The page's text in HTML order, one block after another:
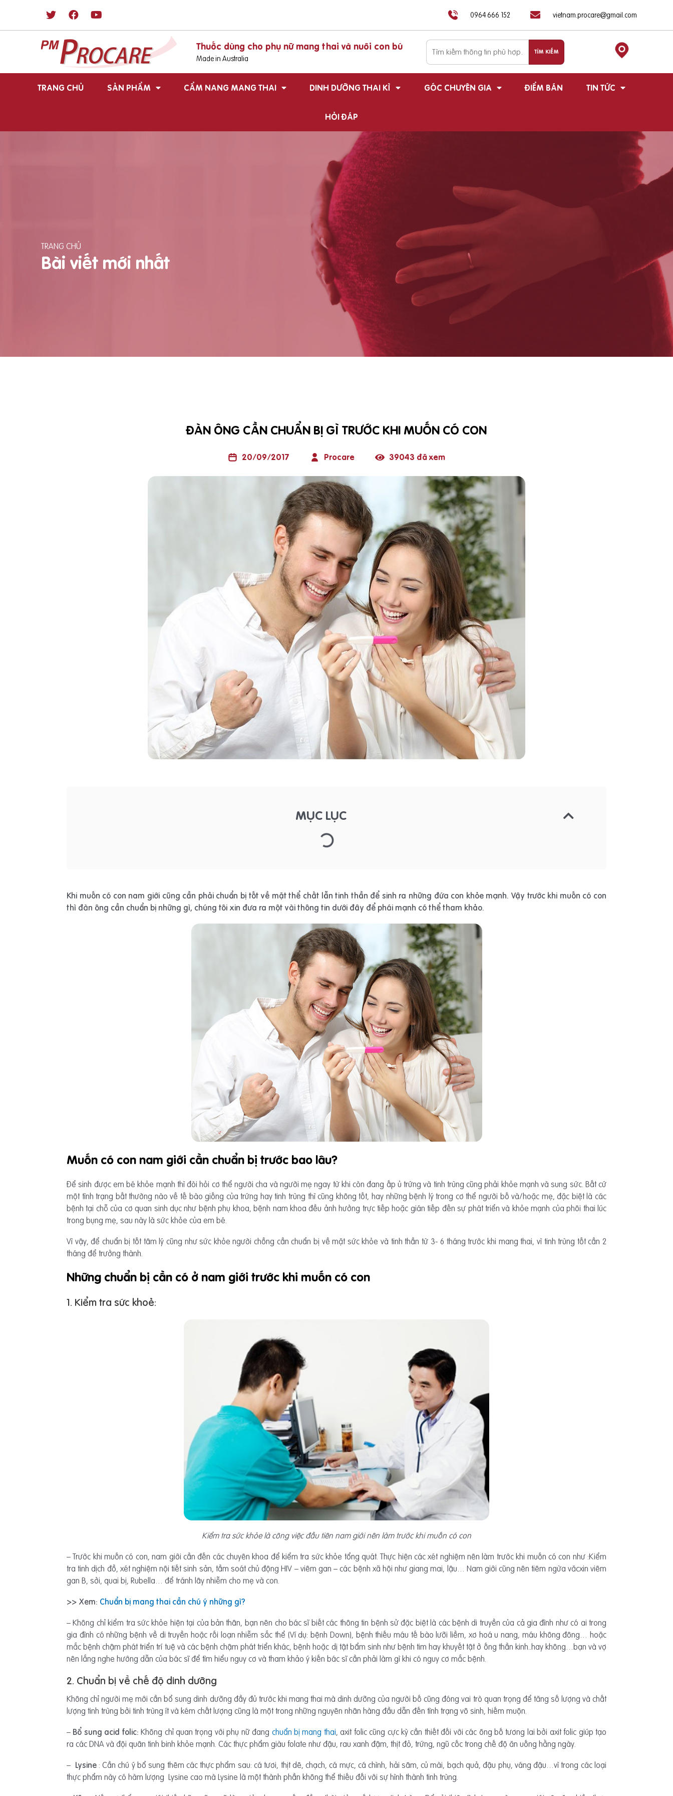
0964 666 152 vietnam.procare@gmail.com
Thuốc dùng cho phụ nữ mang thai và nuôi con bú
Made in Australia
TRANG CHỦ SẢN PHẨM CẨM NANG MANG THAI DINH DƯỠNG THAI KÌ GÓC CHUYÊN GIA ĐIỂM BÁN TIN TỨC
HỎI ĐÁP
TRANG CHỦ
Bài viết mới nhất
ĐÀN ÔNG CẦN CHUẨN BỊ GÌ TRƯỚC KHI MUỐN CÓ CON
20/09/2017 Procare 39043 đã xem
MỤC LỤC
Khi muốn có con nam giới cũng cần phải chuẩn bị tốt về mặt thể chất lẫn tinh thần để sinh ra những đứa con khỏe mạnh. Vậy trước khi muốn có con
thì đàn ông cần chuẩn bị những gì, chúng tôi xin đưa ra một vài thông tin dưới đây để phái mạnh có thể tham khảo.
Muốn có con nam giới cần chuẩn bị trước bao lâu?
Để sinh được em bé khỏe mạnh thì đòi hỏi cơ thể người cha và người mẹ ngay từ khi còn đang ấp ủ trứng và tinh trùng cũng phải khỏe mạnh và sung sức. Bất cứ
một tình trạng bất thường nào về tế bào giống của trứng hay tinh trùng thì cũng không tốt, hay những bệnh lý trong cơ thể người bố và/hoặc mẹ, đặc biệt là các
bệnh tại chỗ của cơ quan sinh dục như bệnh phụ khoa, bệnh nam khoa đều ảnh hưởng trực tiếp hoặc gián tiếp đến sự phát triển và khỏe mạnh của phôi thai lúc
trong bụng mẹ, sau này là sức khỏe của em bé.
Vì vậy, để chuẩn bị tốt tâm lý cũng như sức khỏe người chồng cần chuẩn bị về mặt sức khỏe và tinh thần từ 3- 6 tháng trước khi mang thai, vì tinh trùng tốt cần 2
tháng để trưởng thành.
Những chuẩn bị cần có ở nam giới trước khi muốn có con
1. Kiểm tra sức khoẻ:
Kiểm tra sức khỏe là công việc đầu tiên nam giới nên làm trước khi muốn có con
– Trước khi muốn có con, nam giới cần đến các chuyên khoa để kiểm tra sức khỏe tổng quát. Thực hiện các xét nghiệm nên làm trước khi muốn có con như :Kiểm
tra tinh dịch đồ, xét nghiệm nội tiết sinh sản, tầm soát chủ động HIV – viêm gan – các bệnh xã hội như giang mai, lậu… Nam giới cũng nên tiêm ngừa văcxin viêm
gan B, sởi, quai bị, Rubella… để tránh lây nhiễm cho mẹ và con.
>> Xem: Chuẩn bị mang thai cần chú ý những gì?
– Không chỉ kiểm tra sức khỏe hiện tại của bản thân, bạn nên cho bác sĩ biết các thông tin bệnh sử đặc biệt là các bệnh di truyền của cả gia đình như có ai trong
gia đình có những bệnh về di truyền hoặc rối loạn nhiễm sắc thể (Ví dụ: bệnh Down), bệnh thiếu máu tế bào lưỡi liềm, xơ hoá u nang, máu không đông… hoặc
mắc bệnh chậm phát triển trí tuệ và các bệnh chậm phát triển khác, bệnh hoặc dị tật bẩm sinh như bệnh tim hay khuyết tật ở ống thần kinh..hay không…bạn và vợ
nên lắng nghe hướng dẫn của bác sĩ để tìm hiểu nguy cơ và tham khảo ý kiến bác sĩ cần phải làm gì khi có nguy cơ mắc bệnh.
2. Chuẩn bị về chế độ dinh dưỡng
Không chỉ người mẹ mới cần bổ sung dinh dưỡng đầy đủ trước khi mang thai mà dinh dưỡng của người bố cũng đóng vai trò quan trọng để tăng số lượng và chất
lượng tinh trùng bởi tinh trùng ít và kém chất lượng cũng là một trong những nguyên nhân hàng đầu dẫn đến tình trạng vô sinh, hiếm muộn.
– Bổ sung acid folic: Không chỉ quan trọng với phụ nữ đang chuẩn bị mang thai, axit folic cũng cực kỳ cần thiết đối với các ông bố tương lai bởi axit folic giúp tạo
ra các DNA và đội quân tinh binh khỏe mạnh. Các thực phẩm giàu folate như đậu, rau xanh đậm, thịt đỏ, trứng, ngũ cốc trong chế độ ăn uống hằng ngày.
– Lysine: Cần chú ý bổ sung thêm các thực phẩm sau: cá tươi, thịt dê, chạch, cá mực, cá chình, hải sâm, củ mài, bạch quả, đậu phụ, váng đậu…vì trong các loại
thực phẩm này có hàm lượng Lysine cao mà Lysine là một thành phần không thể thiếu đối với sự hình thành tinh trùng.